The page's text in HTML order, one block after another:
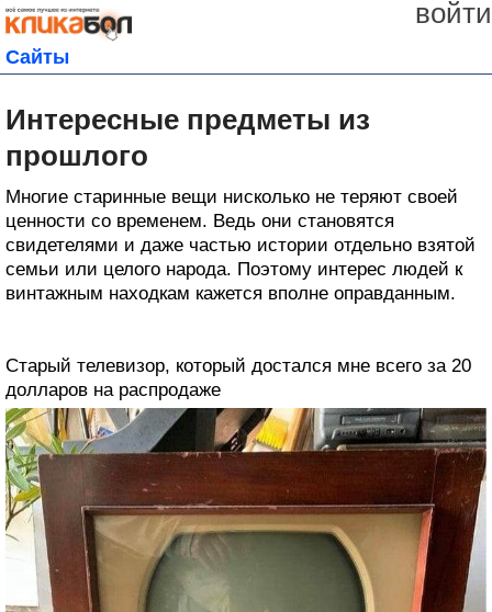
войти
Сайты
Интересные предметы из
прошлого
Многие старинные вещи нисколько не теряют своей
ценности со временем. Ведь они становятся
свидетелями и даже частью истории отдельно взятой
семьи или целого народа. Поэтому интерес людей к
винтажным находкам кажется вполне оправданным.
Старый телевизор, который достался мне всего за 20
долларов на распродаже